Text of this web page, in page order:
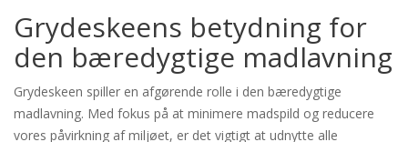
Grydeskeens betydning for
den bæredygtige madlavning
Grydeskeen spiller en afgørende rolle i den bæredygtige
madlavning. Med fokus på at minimere madspild og reducere
vores påvirkning af miljøet, er det vigtigt at udnytte alle